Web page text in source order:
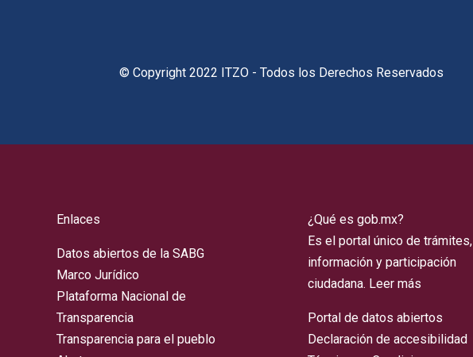
© Copyright 2022 ITZO - Todos los Derechos Reservados
Enlaces
Datos abiertos de la SABG
Marco Jurídico
Plataforma Nacional de
Transparencia
Transparencia para el pueblo
¿Qué es gob.mx?
Es el portal único de trámites,
información y participación
ciudadana. Leer más
Portal de datos abiertos
Declaración de accesibilidad